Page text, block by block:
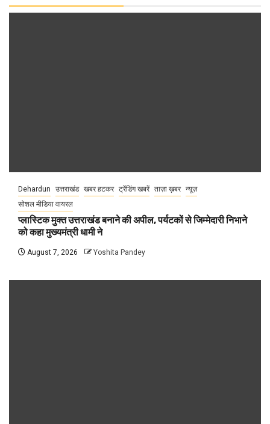
Dehardun उत्तराखंड खबर हटकर ट्रेंडिंग खबरें ताज़ा ख़बर न्यूज़
सोशल मीडिया वायरल
प्लास्टिक मुक्त उत्तराखंड बनाने की अपील, पर्यटकों से जिम्मेदारी निभाने
को कहा मुख्यमंत्री धामी ने
August 7, 2026 Yoshita Pandey